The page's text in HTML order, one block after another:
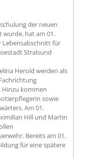
der neuen
wurde, hat am 01.
Lebensabschnitt für
Stralsund
Herold werden als
kommen
sowie
Am 01.
Hill und Martin
Bereits am 01.
für eine spätere